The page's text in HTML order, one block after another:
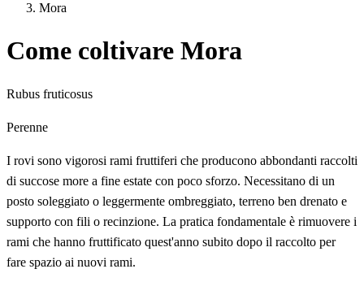
Mora
Come coltivare Mora
Rubus fruticosus
Perenne
I rovi sono vigorosi rami fruttiferi che producono abbondanti raccolti
di succose more a fine estate con poco sforzo. Necessitano di un
posto soleggiato o leggermente ombreggiato, terreno ben drenato e
supporto con fili o recinzione. La pratica fondamentale è rimuovere i
rami che hanno fruttificato quest'anno subito dopo il raccolto per
fare spazio ai nuovi rami.